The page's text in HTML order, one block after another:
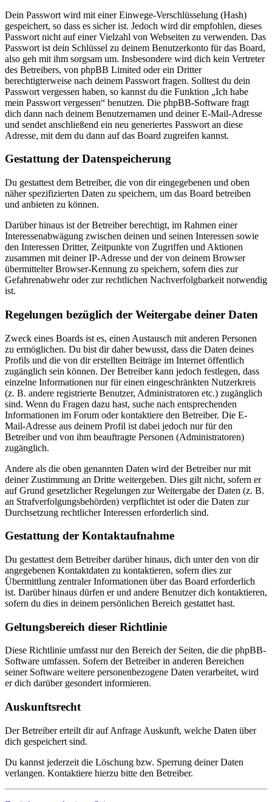
Dein Passwort wird mit einer Einwege-Verschlüsselung (Hash)
gespeichert, so dass es sicher ist. Jedoch wird dir empfohlen, dieses
Passwort nicht auf einer Vielzahl von Webseiten zu verwenden. Das
Passwort ist dein Schlüssel zu deinem Benutzerkonto für das Board,
also geh mit ihm sorgsam um. Insbesondere wird dich kein Vertreter
des Betreibers, von phpBB Limited oder ein Dritter
berechtigterweise nach deinem Passwort fragen. Solltest du dein
Passwort vergessen haben, so kannst du die Funktion „Ich habe
mein Passwort vergessen“ benutzen. Die phpBB-Software fragt
dich dann nach deinem Benutzernamen und deiner E-Mail-Adresse
und sendet anschließend ein neu generiertes Passwort an diese
Adresse, mit dem du dann auf das Board zugreifen kannst.
Gestattung der Datenspeicherung
Du gestattest dem Betreiber, die von dir eingegebenen und oben
näher spezifizierten Daten zu speichern, um das Board betreiben
und anbieten zu können.
Darüber hinaus ist der Betreiber berechtigt, im Rahmen einer
Interessenabwägung zwischen deinen und seinen Interessen sowie
den Interessen Dritter, Zeitpunkte von Zugriffen und Aktionen
zusammen mit deiner IP-Adresse und der von deinem Browser
übermittelter Browser-Kennung zu speichern, sofern dies zur
Gefahrenabwehr oder zur rechtlichen Nachverfolgbarkeit notwendig
ist.
Regelungen bezüglich der Weitergabe deiner Daten
Zweck eines Boards ist es, einen Austausch mit anderen Personen
zu ermöglichen. Du bist dir daher bewusst, dass die Daten deines
Profils und die von dir erstellten Beiträge im Internet öffentlich
zugänglich sein können. Der Betreiber kann jedoch festlegen, dass
einzelne Informationen nur für einen eingeschränkten Nutzerkreis
(z. B. andere registrierte Benutzer, Administratoren etc.) zugänglich
sind. Wenn du Fragen dazu hast, suche nach entsprechenden
Informationen im Forum oder kontaktiere den Betreiber. Die E-
Mail-Adresse aus deinem Profil ist dabei jedoch nur für den
Betreiber und von ihm beauftragte Personen (Administratoren)
zugänglich.
Andere als die oben genannten Daten wird der Betreiber nur mit
deiner Zustimmung an Dritte weitergeben. Dies gilt nicht, sofern er
auf Grund gesetzlicher Regelungen zur Weitergabe der Daten (z. B.
an Strafverfolgungsbehörden) verpflichtet ist oder die Daten zur
Durchsetzung rechtlicher Interessen erforderlich sind.
Gestattung der Kontaktaufnahme
Du gestattest dem Betreiber darüber hinaus, dich unter den von dir
angegebenen Kontaktdaten zu kontaktieren, sofern dies zur
Übermittlung zentraler Informationen über das Board erforderlich
ist. Darüber hinaus dürfen er und andere Benutzer dich kontaktieren,
sofern du dies in deinem persönlichen Bereich gestattet hast.
Geltungsbereich dieser Richtlinie
Diese Richtlinie umfasst nur den Bereich der Seiten, die die phpBB-
Software umfassen. Sofern der Betreiber in anderen Bereichen
seiner Software weitere personenbezogene Daten verarbeitet, wird
er dich darüber gesondert informieren.
Auskunftsrecht
Der Betreiber erteilt dir auf Anfrage Auskunft, welche Daten über
dich gespeichert sind.
Du kannst jederzeit die Löschung bzw. Sperrung deiner Daten
verlangen. Kontaktiere hierzu bitte den Betreiber.